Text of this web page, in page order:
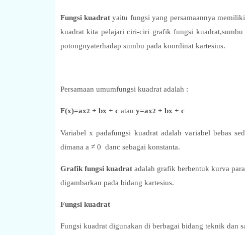
Fungsi kuadratyaitu fungsi yang persamaannya
kuadrat kita pelajari ciri-ciri grafik fungsi
potongnyaterhadap sumbu pada koordinat kartesius.
Persamaan umumfungsi kuadrat adalah :
F(x)=ax2 + bx + c atau y=ax2 + bx + c
Variabel x padafungsi kuadrat adalah variabel bebas
dimana a ≠ 0 danc sebagai konstanta.
Grafik fungsi kuadratadalah grafik berbentuk kurva
digambarkan pada bidang kartesius.
Fungsi kuadrat
Fungsi kuadrat digunakan di berbagai bidang teknik dan